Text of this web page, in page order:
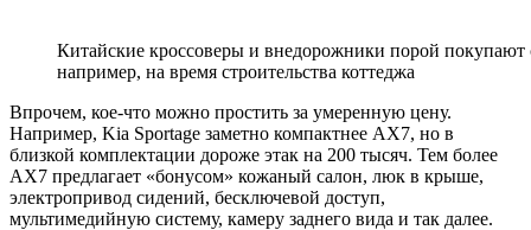
Китайские кроссоверы и внедорожники порой
например, на время строительства коттеджа
Впрочем, кое-что можно простить за умеренную цену.
Например, Kia Sportage заметно компактнее AX7, но в
близкой комплектации дороже этак на 200 тысяч. Тем более
AX7 предлагает «бонусом» кожаный салон, люк в крыше,
электропривод сидений, бесключевой доступ,
мультимедийную систему, камеру заднего вида и так далее.